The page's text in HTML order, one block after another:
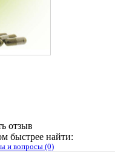
отзыв
быстрее найти:
и вопросы (0)